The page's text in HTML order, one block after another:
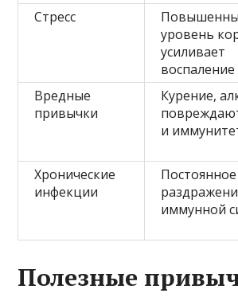
Стресс
уровень
усиливает
воспаление
Вредные
привычки
Курение,
и
Хронические
инфекции
Постоянное
иммунной
Полезные